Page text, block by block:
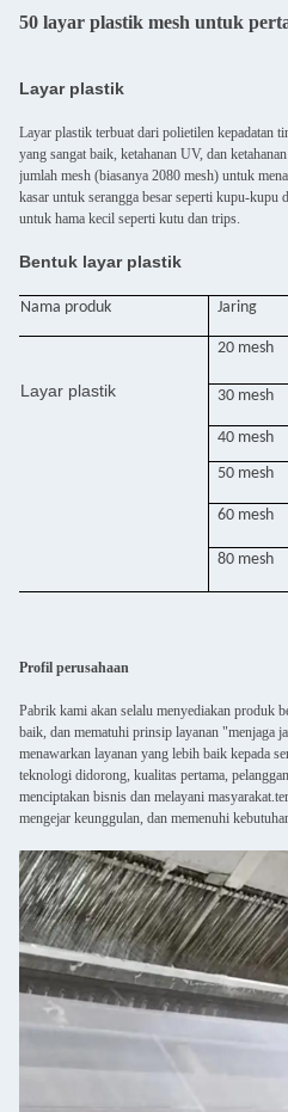
50 layar plastik mesh untuk
Layar plastik
Layar plastik terbuat dari polietilen kepadatan
yang sangat baik, ketahanan UV, dan
jumlah mesh (biasanya 2080 mesh) untuk
kasar untuk serangga besar seperti kupu-kupu
untuk hama kecil seperti kutu dan trips.
Bentuk layar plastik
Nama produk Jaring
Layar plastik
20 mesh
30 mesh
40 mesh
50 mesh
60 mesh
80 mesh
Profil perusahaan
Pabrik kami akan selalu menyediakan produk
baik, dan mematuhi prinsip layanan "menjaga
menawarkan layanan yang lebih baik kepada
teknologi didorong, kualitas pertama,
menciptakan bisnis dan melayani
mengejar keunggulan, dan memenuhi